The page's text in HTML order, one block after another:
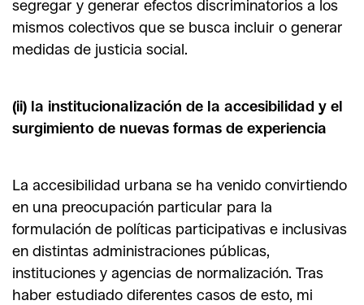
segregar y generar efectos discriminatorios a los
mismos colectivos que se busca incluir o generar
medidas de justicia social.
(ii) la institucionalización de la accesibilidad y el
surgimiento de nuevas formas de experiencia
La accesibilidad urbana se ha venido convirtiendo
en una preocupación particular para la
formulación de políticas participativas e inclusivas
en distintas administraciones públicas,
instituciones y agencias de normalización. Tras
haber estudiado diferentes casos de esto, mi